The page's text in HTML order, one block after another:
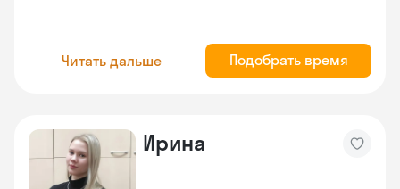
Читать дальше Подобрать время
Ирина